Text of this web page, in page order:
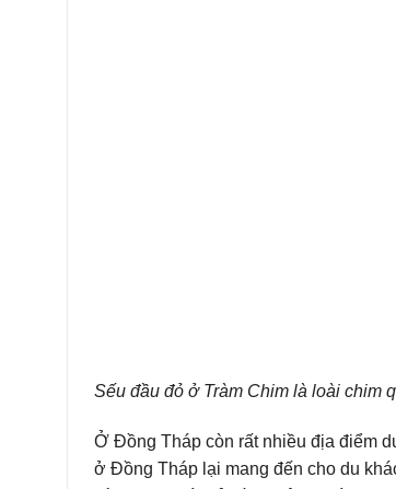
Đồng Tháp sẽ giúp quý khách có
là công ty chuyên cho thuê xe
Transit 16 chỗ, Dcar Limo 9 chỗ và